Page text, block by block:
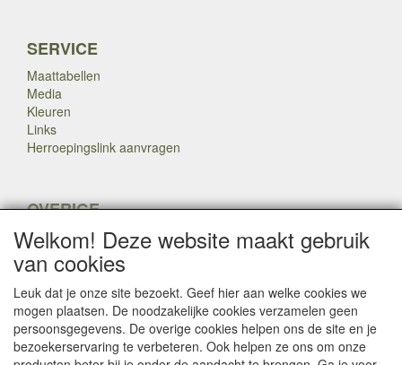
SERVICE
Maattabellen
Media
Kleuren
Links
Herroepingslink aanvragen
OVERIGE
Veteranen
Nieuws
Inkoop
Herroepingslink aanvragen
Copyright Dump Company2009-2025 Webmaster: Dump
Welkom! Deze website maakt gebruik
van cookies
Leuk dat je onze site bezoekt. Geef hier aan welke cookies we
mogen plaatsen. De noodzakelijke cookies verzamelen geen
persoonsgegevens. De overige cookies helpen ons de site en je
bezoekerservaring te verbeteren. Ook helpen ze ons om onze